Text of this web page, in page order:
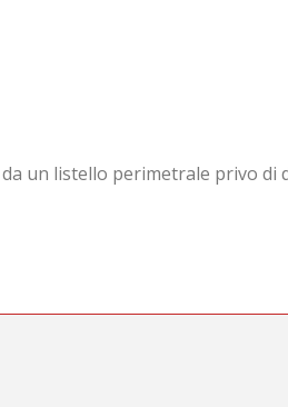
un listello perimetrale privo di